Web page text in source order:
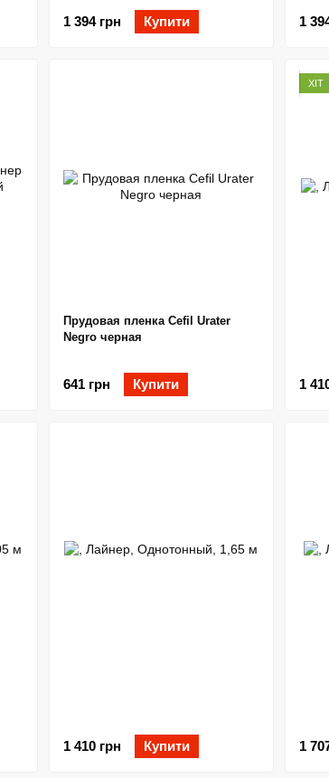
1 394 грн Купити 1
Прудовая пленка Cefil Urater
Negro черная
641 грн Купити
ХІТ
1
1 410 грн Купити 1